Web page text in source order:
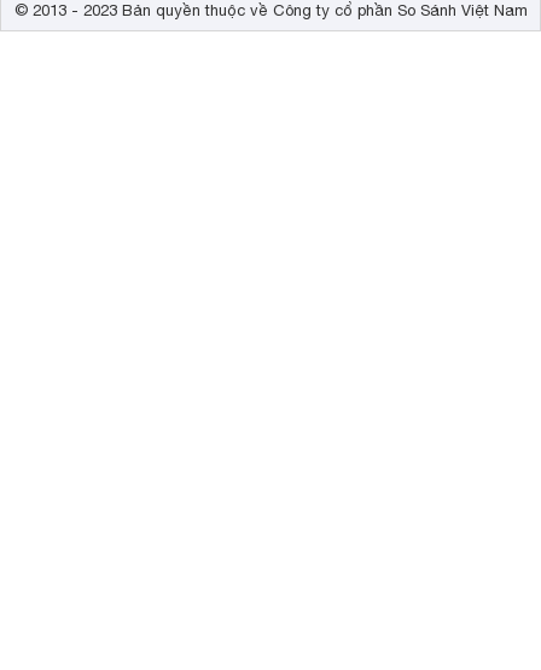
© 2013 - 2023 Bản quyền thuộc về Công ty cổ phần So Sánh Việt Nam